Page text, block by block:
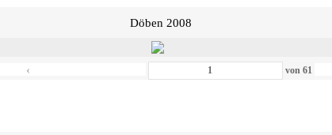
Döben 2008
‹ von61